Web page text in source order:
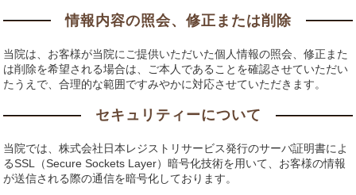
情報内容の照会、修正または削除
当院は、お客様が当院にご提供いただいた個人情報の照会、修正また
は削除を希望される場合は、ご本人であることを確認させていただい
たうえで、合理的な範囲ですみやかに対応させていただきます。
セキュリティーについて
当院では、株式会社日本レジストリサービス発行のサーバ証明書によ
るSSL（Secure Sockets Layer）暗号化技術を用いて、お客様の情報
が送信される際の通信を暗号化しております。